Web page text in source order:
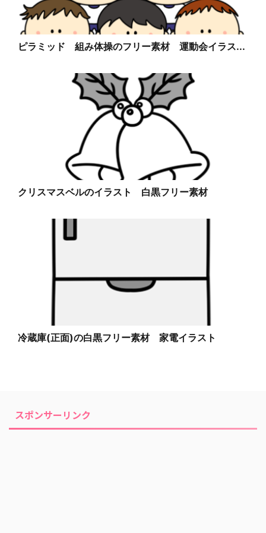
ピラミッド 組み体操のフリー素材 運動会イラス...
クリスマスベルのイラスト 白黒フリー素材
冷蔵庫(正面)の白黒フリー素材 家電イラスト
スポンサーリンク